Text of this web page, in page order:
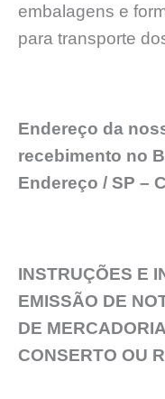
embalagens e
para transporte
Endereço da
recebimento no
Endereço / SP
INSTRUÇÕES E
EMISSÃO DE
DE
CONSERTO OU